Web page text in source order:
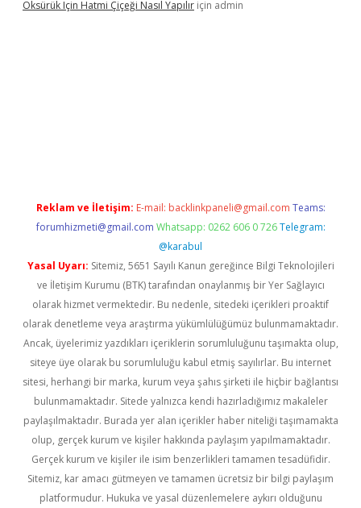
Öksürük Için Hatmi Çiçeği Nasıl Yapılır için admin
Reklam ve İletişim: E-mail: backlinkpaneli@gmail.com Teams:
forumhizmeti@gmail.com Whatsapp: 0262 606 0 726 Telegram:
@karabul
Yasal Uyarı: Sitemiz, 5651 Sayılı Kanun gereğince Bilgi Teknolojileri
ve İletişim Kurumu (BTK) tarafından onaylanmış bir Yer Sağlayıcı
olarak hizmet vermektedir. Bu nedenle, sitedeki içerikleri proaktif
olarak denetleme veya araştırma yükümlülüğümüz bulunmamaktadır.
Ancak, üyelerimiz yazdıkları içeriklerin sorumluluğunu taşımakta olup,
siteye üye olarak bu sorumluluğu kabul etmiş sayılırlar. Bu internet
sitesi, herhangi bir marka, kurum veya şahıs şirketi ile hiçbir bağlantısı
bulunmamaktadır. Sitede yalnızca kendi hazırladığımız makaleler
paylaşılmaktadır. Burada yer alan içerikler haber niteliği taşımamakta
olup, gerçek kurum ve kişiler hakkında paylaşım yapılmamaktadır.
Gerçek kurum ve kişiler ile isim benzerlikleri tamamen tesadüfidir.
Sitemiz, kar amacı gütmeyen ve tamamen ücretsiz bir bilgi paylaşım
platformudur. Hukuka ve yasal düzenlemelere aykırı olduğunu